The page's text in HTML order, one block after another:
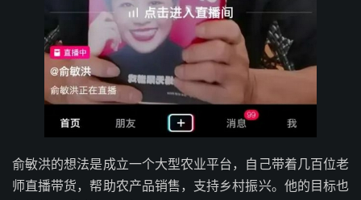
俞敏洪的想法是成立一个大型农业平台，自己带着几百位老
师直播带货，帮助农产品销售，支持乡村振兴。他的目标也